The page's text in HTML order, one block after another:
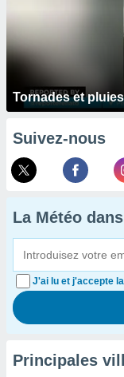
Tornades et
Suivez-nous
La Météo
J'ai lu et j'accepte
Principales